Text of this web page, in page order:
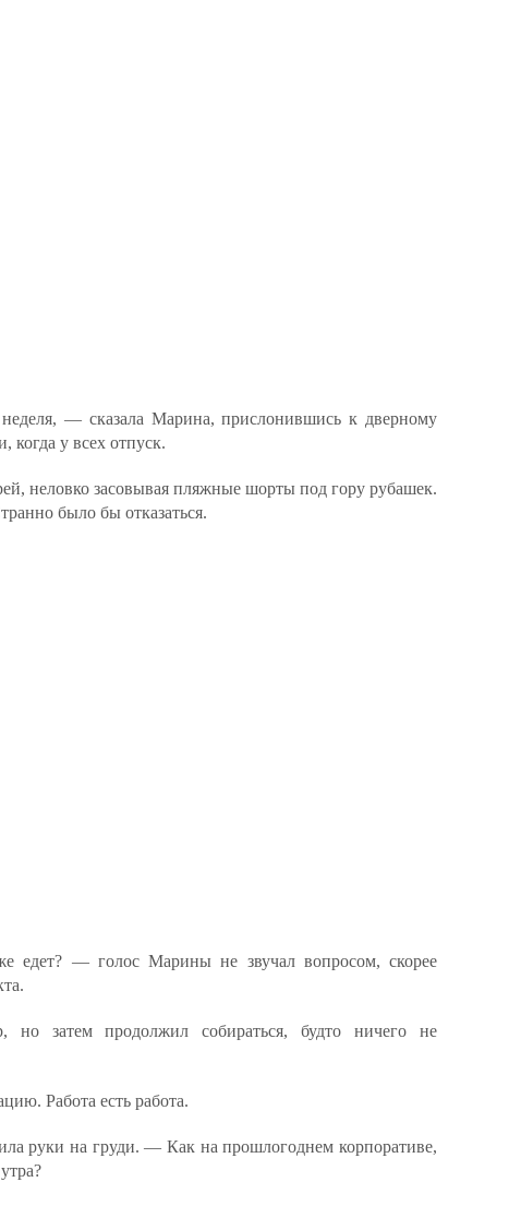
— сказала Марина, прислонившись к дверному
когда у всех отпуск.
неловко засовывая пляжные шорты под гору рубашек.
было бы отказаться.
едет? — голос Марины не звучал вопросом, скорее
но затем продолжил собираться, будто ничего не
Работа есть работа.
руки на груди. — Как на прошлогоднем корпоративе,